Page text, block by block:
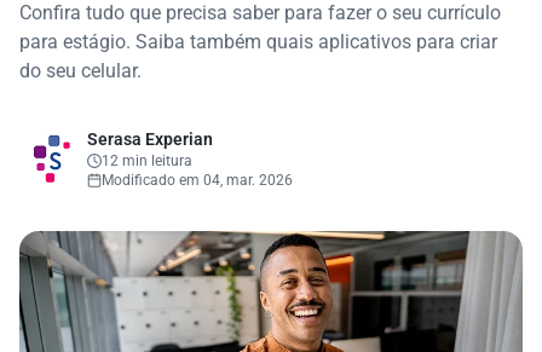
Confira tudo que precisa saber para fazer o seu currículo
para estágio. Saiba também quais aplicativos para criar
do seu celular.
Serasa Experian
12 min leitura
Modificado em 04, mar. 2026